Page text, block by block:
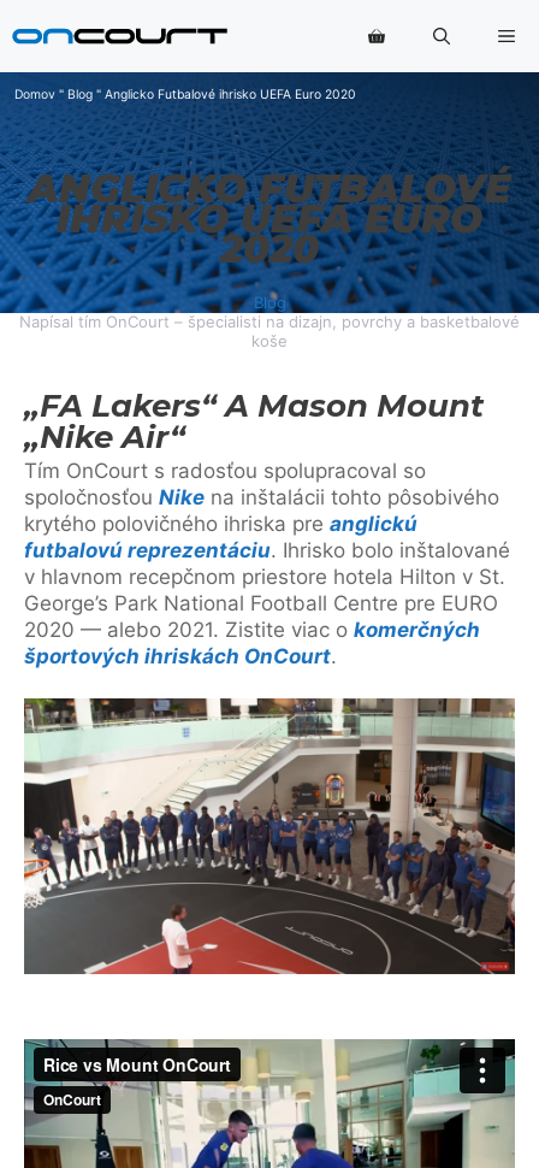
na
Domov " Blog " Anglicko Futbalové ihrisko UEFA Euro 2020
ANGLICKO FUTBALOVÉ
IHRISKO UEFA EURO
2020
Blog
Napísal tím OnCourt – špecialisti na dizajn, povrchy a basketbalové
koše
„FA Lakers“ A Mason Mount
„Nike Air“
Tím OnCourt s radosťou spolupracoval so
spoločnosťou Nike na inštalácii tohto pôsobivého
krytého polovičného ihriska pre anglickú
futbalovú reprezentáciu. Ihrisko bolo inštalované
v hlavnom recepčnom priestore hotela Hilton v St.
George’s Park National Football Centre pre EURO
2020 — alebo 2021. Zistite viac o komerčných
športových ihriskách OnCourt.